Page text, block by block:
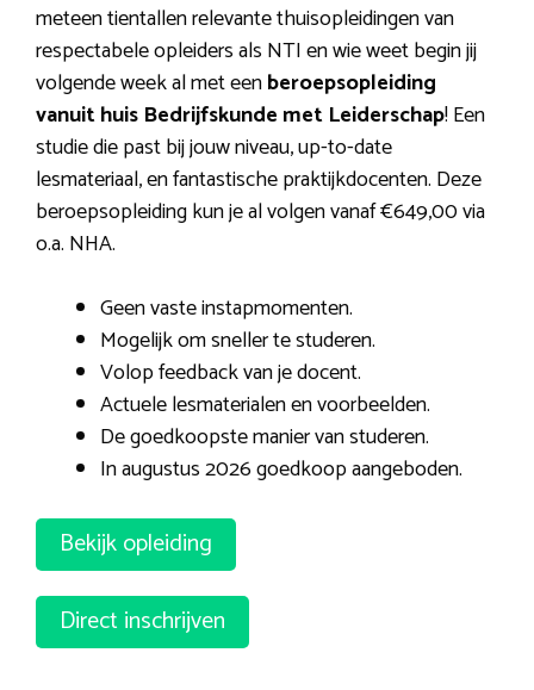
meteen tientallen relevante thuisopleidingen van
respectabele opleiders als NTI en wie weet begin jij
volgende week al met eenberoepsopleiding
vanuit huis Bedrijfskunde met Leiderschap! Een
studie die past bij jouw niveau, up-to-date
lesmateriaal, en fantastische praktijkdocenten. Deze
beroepsopleiding kun je al volgen vanaf €649,00 via
o.a. NHA.
Geen vaste instapmomenten.
Mogelijk om sneller te studeren.
Volop feedback van je docent.
Actuele lesmaterialen en voorbeelden.
De goedkoopste manier van studeren.
In augustus 2026 goedkoop aangeboden.
Bekijk opleiding
Direct inschrijven